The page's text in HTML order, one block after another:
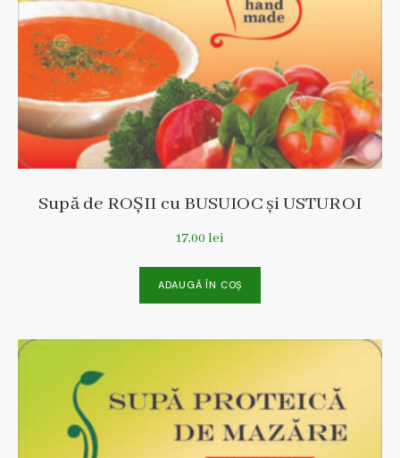
Supă de ROȘII cu BUSUIOC și USTUROI
17,00lei
ADAUGĂ ÎN COȘ